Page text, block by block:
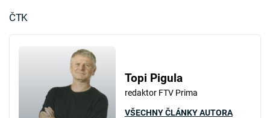
ČTK
Topi Pigula
redaktor FTV Prima
VŠECHNY ČLÁNKY AUTORA